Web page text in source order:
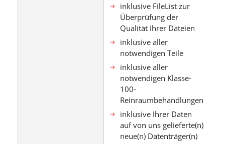
inklusive FileList zur
Überprüfung der
Qualität Ihrer Dateien
inklusive aller
notwendigen Teile
inklusive aller
notwendigen Klasse-
100-
Reinraumbehandlungen
inklusive Ihrer Daten
auf von uns gelieferte(n)
neue(n) Datenträger(n)